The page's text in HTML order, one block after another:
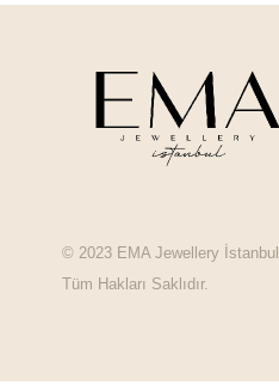
© 2023 EMA Jewellery İstanbul.
Tüm Hakları Saklıdır.